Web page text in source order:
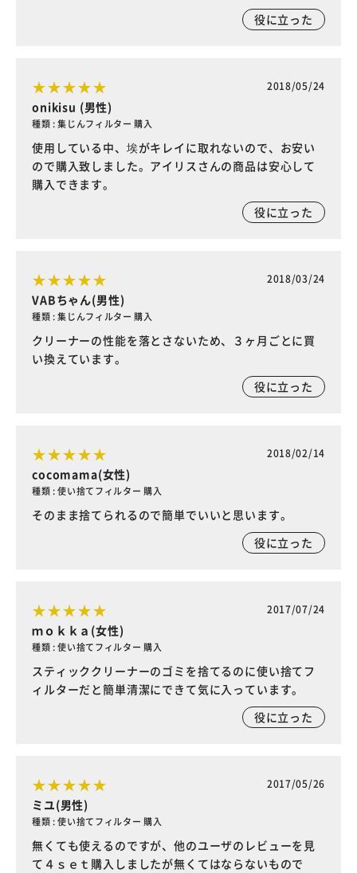
役に立った
2018/05/24
onikisu (男性)
種類 : 集じんフィルター 購入
使用している中、埃がキレイに取れないので、お安い
ので購入致しました。アイリスさんの商品は安心して
購入できます。
役に立った
2018/03/24
VABちゃん(男性)
種類 : 集じんフィルター 購入
クリーナーの性能を落とさないため、３ヶ月ごとに買
い換えています。
役に立った
2018/02/14
cocomama(女性)
種類 : 使い捨てフィルター 購入
そのまま捨てられるので簡単でいいと思います。
役に立った
2017/07/24
ｍｏｋｋａ(女性)
種類 : 使い捨てフィルター 購入
スティッククリーナーのゴミを捨てるのに使い捨てフ
ィルターだと簡単清潔にできて気に入っています。
役に立った
2017/05/26
ミユ(男性)
種類 : 使い捨てフィルター 購入
無くても使えるのですが、他のユーザのレビューを見
て４ｓｅｔ購入しましたが無くてはならないもので